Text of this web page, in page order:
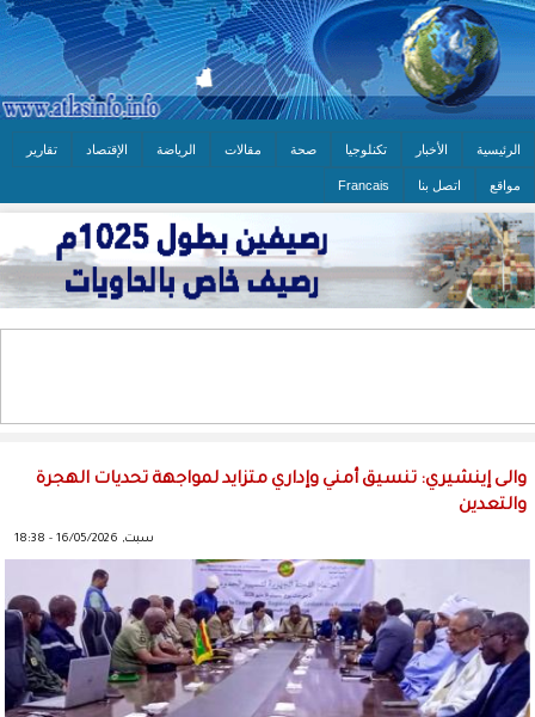
الرئيسية الأخبار تكنلوجيا صحة مقالات الرياضة الإقتصاد تقارير
مواقع اتصل بنا Francais
والى إينشيري: تنسيق أمني وإداري متزايد لمواجهة تحديات الهجرة
والتعدين
سبت, 16/05/2026 - 18:38